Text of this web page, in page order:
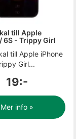
till Apple
6S - Trippy Girl
till Apple iPhone
Girl...
19:-
Mer info »